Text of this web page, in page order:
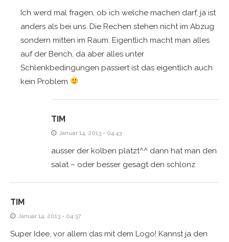
Ich werd mal fragen, ob ich welche machen darf, ja ist
anders als bei uns. Die Rechen stehen nicht im Abzug
sondern mitten im Raum. Eigentlich macht man alles
auf der Bench, da aber alles unter
Schlenkbedingungen passiert ist das eigentlich auch
kein Problem
TIM
Januar 14, 2013 - 04:43
ausser der kolben platzt^^ dann hat man den
salat – oder besser gesagt den schlonz
TIM
Januar 14, 2013 - 04:37
Super Idee, vor allem das mit dem Logo! Kannst ja den